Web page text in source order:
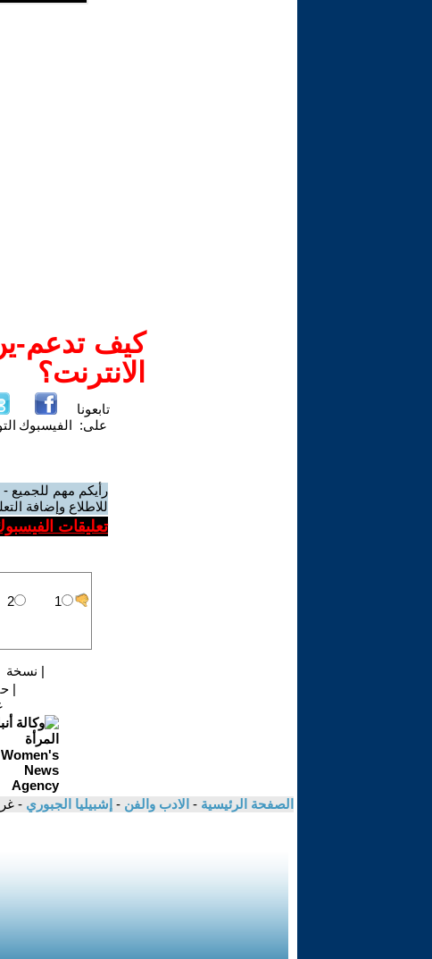
كيف تدعم-
الانترنت؟
تابعونا
على: الفيسبوك
رأيكم مهم للجميع
للاطلاع وإضافة
تعليقات
| نسخة
|
الصفحة الرئيسية - الادب والفن - إشبيليا الجبوري -